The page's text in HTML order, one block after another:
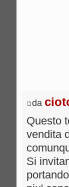
da
Questo
vendita
Si